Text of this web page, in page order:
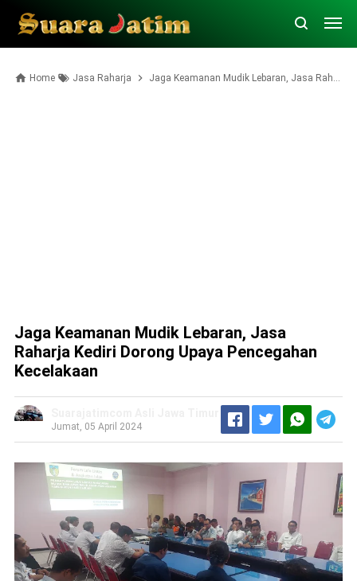
Home Jasa Raharja Jaga Keamanan Mudik Lebaran, Jasa Raharja Kediri Dorong Upaya Pencegahan Kecelakaan
Jaga Keamanan Mudik Lebaran, Jasa
Raharja Kediri Dorong Upaya Pencegahan
Kecelakaan
Jumat, 05 April 2024